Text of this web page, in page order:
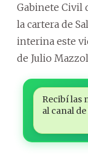
Gabinete Civil
la cartera de
interina este
de Julio
Recibí las
al canal